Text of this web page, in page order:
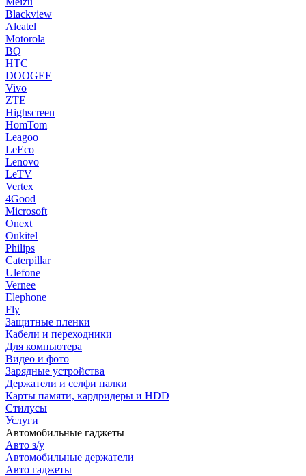
Blackview
Alcatel
Motorola
BQ
HTC
DOOGEE
Vivo
ZTE
Highscreen
HomTom
Leagoo
LeEco
Lenovo
LeTV
Vertex
4Good
Microsoft
Onext
Oukitel
Philips
Caterpillar
Ulefone
Vernee
Elephone
Fly
Защитные пленки
Кабели и переходники
Для компьютера
Видео и фото
Зарядные устройства
Держатели и селфи палки
Карты памяти, кардридеры и HDD
Стилусы
Услуги
Автомобильные гаджеты
Авто з/у
Автомобильные держатели
Авто гаджеты